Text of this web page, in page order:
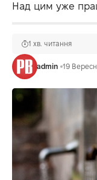
Над цим уже
admin 19
1 хв. читання